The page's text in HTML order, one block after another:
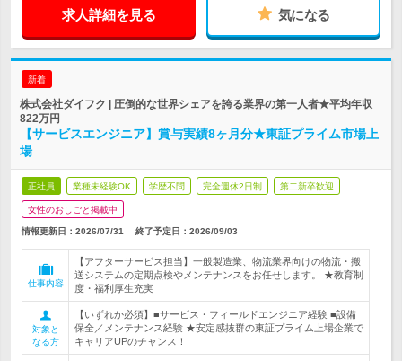
求人詳細を見る 気になる
新着
株式会社ダイフク | 圧倒的な世界シェアを誇る業界の第一人者★平均年収
822万円
【サービスエンジニア】賞与実績8ヶ月分★東証プライム市場上
場
正社員 業種未経験OK 学歴不問 完全週休2日制 第二新卒歓迎
女性のおしごと掲載中
情報更新日：2026/07/31 終了予定日： 2026/09/03
仕事内容
【アフターサービス担当】一般製造業、物流業界向けの物流・搬
送システムの定期点検やメンテナンスをお任せします。 ★教育制
度・福利厚生充実
対象と
なる方
【いずれか必須】■サービス・フィールドエンジニア経験 ■設備
保全／メンテナンス経験 ★安定感抜群の東証プライム上場企業で
キャリアUPのチャンス！